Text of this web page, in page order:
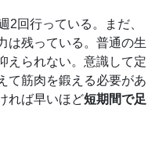
2回行っている。まだ、
は残っている。普通の生
えられない。意識して定
て筋肉を鍛える必要があ
れば早いほど短期間で足